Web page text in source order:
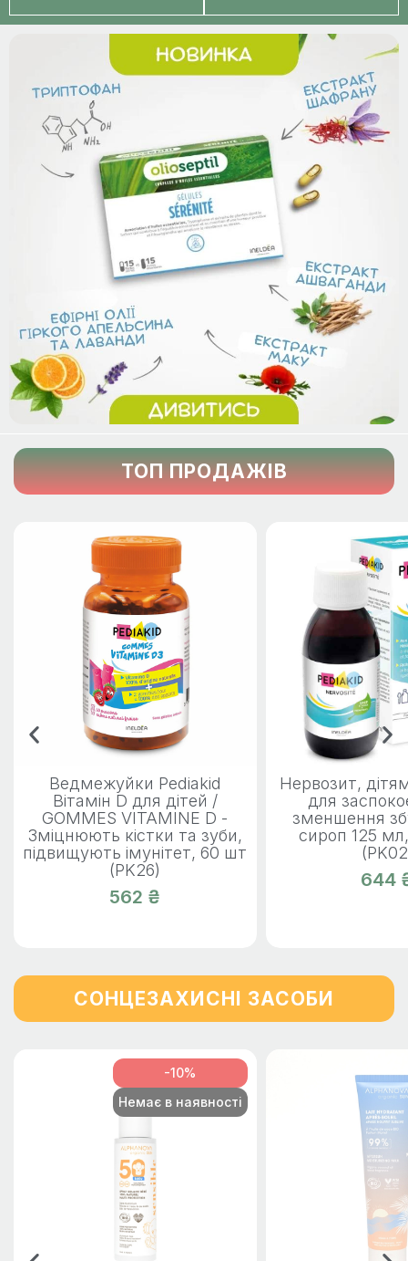
ТОП ПРОДАЖІВ
Ведмежуйки Pediakid
Вітамін D для дітей /
GOMMES VITAMINE D -
Зміцнюють кістки та зуби,
підвищують імунітет, 60 шт
(PK26)
562 ₴
Нервозит,
для
зменшення
сироп 125
644
СОНЦЕЗАХИСНІ ЗАСОБИ
-10%
Немає в наявності